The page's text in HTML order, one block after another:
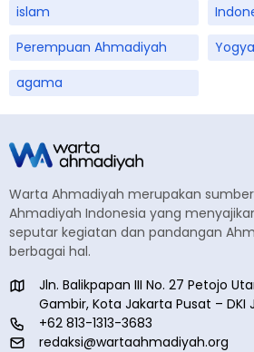
islam
Perempuan Ahmadiyah
agama
Warta Ahmadiyah merupakan
Ahmadiyah Indonesia yang
seputar kegiatan dan pandangan
berbagai hal.
Jln. Balikpapan III No. 27 Petojo
Gambir, Kota Jakarta Pusat – DKI
+62 813-1313-3683
redaksi@wartaahmadiyah.org